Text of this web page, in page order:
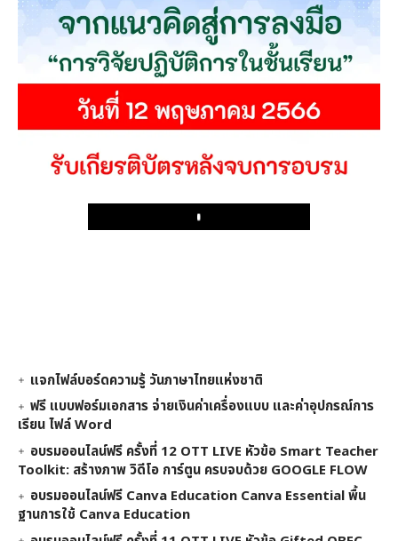
Play
แจกไฟล์บอร์ดความรู้ วันภาษาไทยแห่งชาติ
ฟรี แบบฟอร์มเอกสาร จ่ายเงินค่าเครื่องแบบ และค่าอุปกรณ์การ
เรียน ไฟล์ Word
อบรมออนไลน์ฟรี ครั้งที่ 12 OTT LIVE หัวข้อ Smart Teacher
Toolkit: สร้างภาพ วิดีโอ การ์ตูน ครบจบด้วย GOOGLE FLOW
อบรมออนไลน์ฟรี Canva Education Canva Essential พื้น
ฐานการใช้ Canva Education